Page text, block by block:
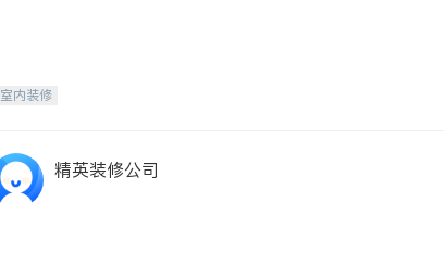
室内装修
精英装修公司